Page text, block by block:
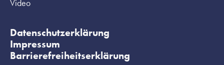
Video
Datenschutzerklärung
Impressum
Barrierefreiheitserklärung